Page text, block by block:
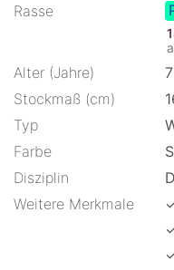
Rasse
Alter (Jahre)
7
Stockmaß (cm)
Typ
Farbe
Disziplin
Weitere Merkmale